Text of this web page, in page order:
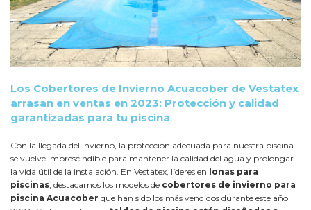
Los Cobertores de Invierno Acuacober de Vestatex
arrasan en ventas en 2023: Protección y calidad
garantizadas para tu piscina
Con la llegada del invierno, la protección adecuada para nuestra piscina
se vuelve imprescindible para mantener la calidad del agua y prolongar
la vida útil de la instalación. En Vestatex, líderes en lonas para
piscinas , destacamos los modelos de cobertores de invierno para
piscina Acuacober que han sido los más vendidos durante este año